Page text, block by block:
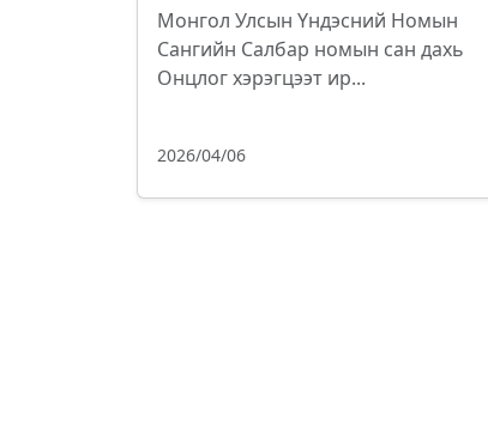
Монгол Улсын Үндэсний Номын
Сангийн Салбар номын сан дахь
Онцлог хэрэгцээт ир...
2026/04/06